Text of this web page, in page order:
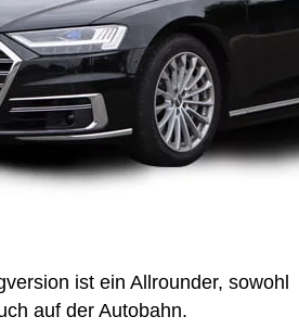
ist ein Allrounder, sowohl
auf der Autobahn.